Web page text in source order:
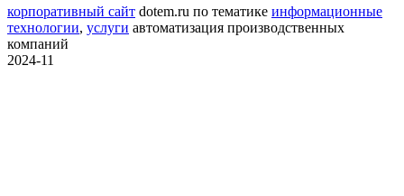
корпоративный сайт dotem.ru по тематике информационные
технологии, услуги автоматизация производственных
компаний
2024-11